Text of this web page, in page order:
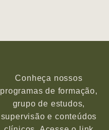
Conheça nossos
programas de formação,
grupo de estudos,
supervisão e conteúdos